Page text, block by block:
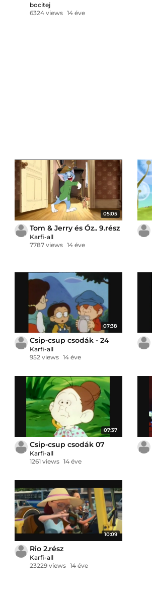
bocitej
6324 views 14 éve
05:05
Tom & Jerry és Óz.. 9.rész
Karfi-all
7787 views 14 éve
07:38
Csip-csup csodák - 24
Karfi-all
952 views 14 éve
07:37
Csip-csup csodák 07
Karfi-all
1261 views 14 éve
10:09
Rio 2.rész
Karfi-all
23229 views 14 éve